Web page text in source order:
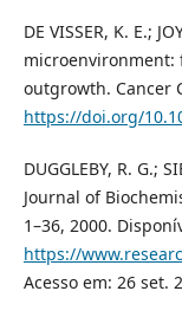
DE VISSER, K. E.;
outgrowth. Cancer
https://doi.org/
DUGGLEBY, R. G.;
Journal of
1–36, 2000.
https://
Acesso em: 26 set.